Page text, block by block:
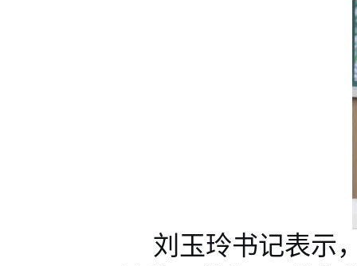
刘玉玲书记表示